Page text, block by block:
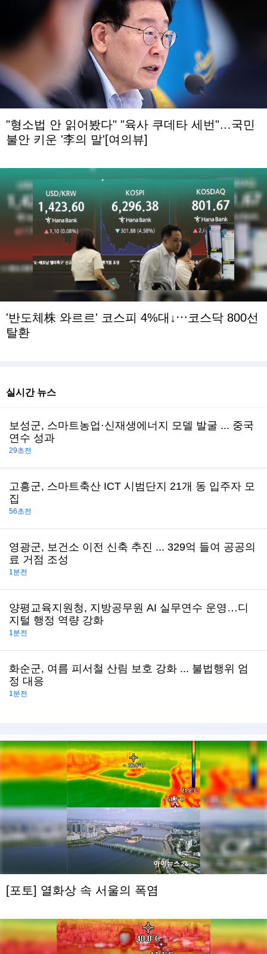
"형소법 안 읽어봤다" "육사 쿠데타 세번"…국민
불안 키운 '李의 말'[여의뷰]
'반도체株 와르르' 코스피 4%대↓⋯코스닥 800선
탈환
실시간 뉴스
보성군, 스마트농업·신재생에너지 모델 발굴 ... 중국
연수 성과
29초전
고흥군, 스마트축산 ICT 시범단지 21개 동 입주자 모
집
56초전
영광군, 보건소 이전 신축 추진 ... 329억 들여 공공의
료 거점 조성
1분전
양평교육지원청, 지방공무원 AI 실무연수 운영…디
지털 행정 역량 강화
1분전
화순군, 여름 피서철 산림 보호 강화 ... 불법행위 엄
정 대응
1분전
[포토] 열화상 속 서울의 폭염